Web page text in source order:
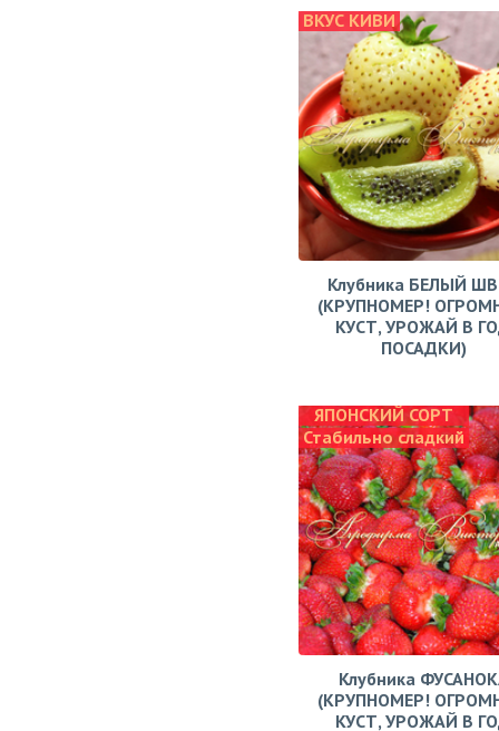
ВКУС КИВИ
Клубника БЕЛЫЙ
(КРУПНОМЕР!
КУСТ, УРОЖАЙ В
ПОСАДКИ)
ЯПОНСКИЙ СОРТ
Стабильно сладкий
Клубника
(КРУПНОМЕР!
КУСТ, УРОЖАЙ В